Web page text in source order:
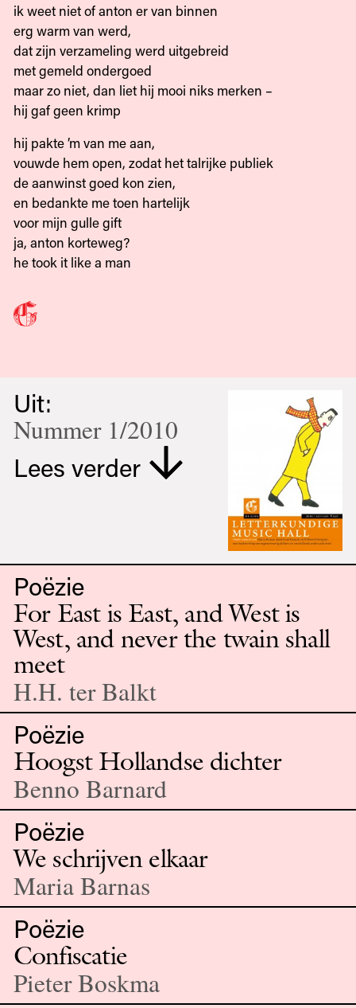
ik weet niet of anton er van binnen
erg warm van werd,
dat zijn verzameling werd uitgebreid
met gemeld ondergoed
maar zo niet, dan liet hij mooi niks merken –
hij gaf geen krimp
hij pakte ’m van me aan,
vouwde hem open, zodat het talrijke publiek
de aanwinst goed kon zien,
en bedankte me toen hartelijk
voor mijn gulle gift
ja, anton korteweg?
he took it like a man
Uit:
Nummer 1/2010
Lees verder
Poëzie
For East is East, and West is
West, and never the twain shall
meet
H.H. ter Balkt
Poëzie
Hoogst Hollandse dichter
Benno Barnard
Poëzie
We schrijven elkaar
Maria Barnas
Poëzie
Confiscatie
Pieter Boskma